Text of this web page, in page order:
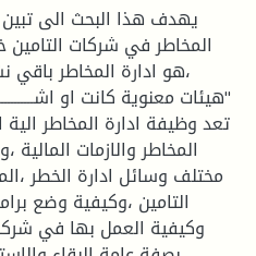
يهدف هذا البحث الى
المخاطر في شركات
،هو ادارة المخاطر
"هيئات معنوية كانت او
تعد وظيفة ادارة المخاطر
المخاطر والازمات
مختلف وسائل ادارة الخطر
التامين ،وكيفية وضع
وكيفية العمل بها في